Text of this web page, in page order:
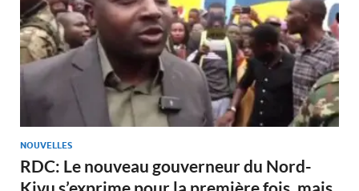
NOUVELLES
RDC: Le nouveau gouverneur du Nord-